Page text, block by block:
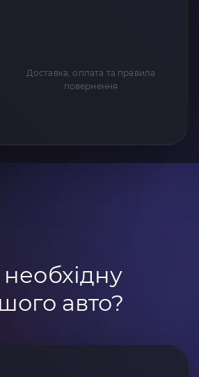
Доставка, оплата та правила
повернення
необхідну
авто?